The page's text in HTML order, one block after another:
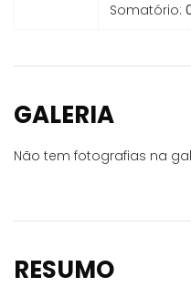
Somatório:
GALERIA
Não tem fotografias na
RESUMO